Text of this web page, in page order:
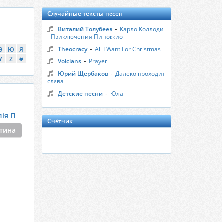
Ю
Я
Z #
П
Случайные тексты песен
Виталий Толубеев - Карло Коллоди
- Приключения Пиноккио
Theocracy - All I Want For Christmas
Voicians - Prayer
Юрий Щербаков - Далеко проходит
слава
Детские песни - Юла
Счётчик